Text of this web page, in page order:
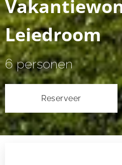
Leiedroom
6 personen
Reserveer